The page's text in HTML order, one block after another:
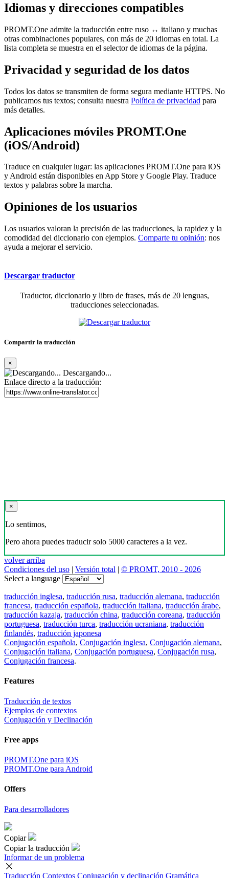
Idiomas y direcciones compatibles
PROMT.One admite la traducción entre ruso ↔ italiano y muchas
otras combinaciones populares, con más de 20 idiomas en total. La
lista completa se muestra en el selector de idiomas de la página.
Privacidad y seguridad de los datos
Todos los datos se transmiten de forma segura mediante HTTPS. No
publicamos tus textos; consulta nuestra Política de privacidad para
más detalles.
Aplicaciones móviles PROMT.One
(iOS/Android)
Traduce en cualquier lugar: las aplicaciones PROMT.One para iOS
y Android están disponibles en App Store y Google Play. Traduce
textos y palabras sobre la marcha.
Opiniones de los usuarios
Los usuarios valoran la precisión de las traducciones, la rapidez y la
comodidad del diccionario con ejemplos. Comparte tu opinión: nos
ayuda a mejorar el servicio.
Descargar traductor
Traductor, diccionario y libro de frases, más de 20 lenguas,
traducciones seleccionadas.
Compartir la traducción
×
Descargando...
Enlace directo a la traducción:
×
Lo sentimos,
Pero ahora puedes traducir solo 5000 caracteres a la vez.
volver arriba
Condiciones del uso | Versión total | © PROMT, 2010 - 2026
Select a language
traducción inglesa, traducción rusa, traducción alemana, traducción
francesa, traducción española, traducción italiana, traducción árabe,
traducción kazaja, traducción china, traducción coreana, traducción
portuguesa, traducción turca, traducción ucraniana, traducción
finlandés, traducción japonesa
Conjugación española, Conjugación inglesa, Conjugación alemana,
Conjugación italiana, Conjugación portuguesa, Conjugación rusa,
Conjugación francesa.
Features
Traducción de textos
Ejemplos de contextos
Conjugación y Declinación
Free apps
PROMT.One para iOS
PROMT.One para Android
Offers
Para desarrolladores
Copiar
Copiar la traducción
Informar de un problema
Traducción Contextos Conjugación y declinación Gramática